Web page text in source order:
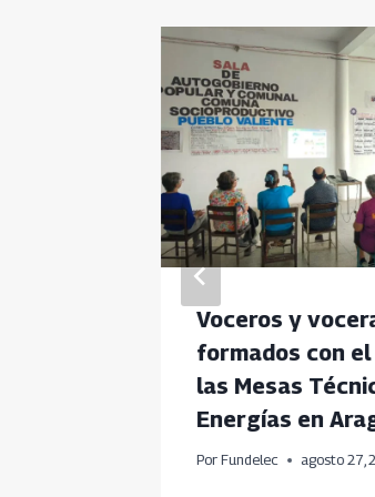
Voceros y
formados con el
las Mesas
Energías en
Por Fundelec agosto 27,